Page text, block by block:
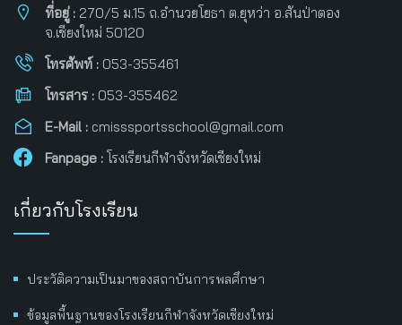
ที่อยู่ : 270/5 ม.15 ถ.อำนวยโยธา ต.ยุหว่า อ.สันป่าตอง
จ.เชียงใหม่ 50120
โทรศัพท์ : 053-355461
โทรสาร : 053-355462
E-Mail : cmisssportsschool@gmail.com
Fanpage : โรงเรียนกีฬาจังหวัดเชียงใหม่
เกี่ยวกับโรงเรียน
ประวัติความเป็นมาของสถาบันการพลศึกษา
ข้อมูลพื้นฐานของโรงเรียนกีฬาจังหวัดเชียงใหม่